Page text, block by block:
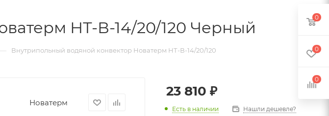
НТ-В-14/20/120 Черный
Внутрипольный водяной конвектор Новатерм НТ-В-14/20/120
Новатерм
23 810 ₽
Есть в наличии Нашли дешевле?
0
0
0